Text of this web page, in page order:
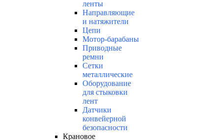
ленты
Направляющие
и натяжители
Цепи
Мотор-барабаны
Приводные
ремни
Сетки
металлические
Оборудование
для стыковки
лент
Датчики
конвейерной
безопасности
Крановое